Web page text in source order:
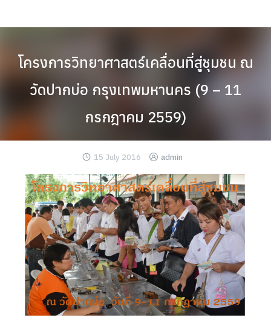
to
โครงการวิทยาศาสตร์เคลื่อนที่สู่ชุมชน ณ
วัดปากบ่อ กรุงเทพมหานคร (9 – 11
กรกฎาคม 2559)
15 July 2016 admin